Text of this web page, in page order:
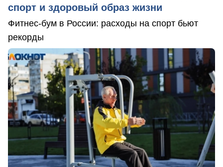
спорт и здоровый образ жизни
Фитнес-бум в России: расходы на спорт бьют
рекорды